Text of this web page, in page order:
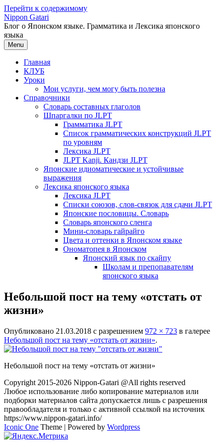
Перейти к содержимому
Nippon Gatari
Блог о Японском языке. Грамматика и Лексика японского
языка
Menu
Главная
КЛУБ
Уроки
Мои услуги, чем могу быть полезна
Справочники
Словарь составных глаголов
Шпаргалки по JLPT
Грамматика JLPT
Список грамматических конструкций JLPT
по уровням
Лексика JLPT
JLPT Kanji. Кандзи JLPT
Японские идиоматические и устойчивые
выражения
Лексика японского языка
Лексика JLPT
Списки союзов, слов-связок для сдачи JLPT
Японские пословицы. Словарь
Словарь японского сленга
Мини-словарь гайрайго
Цвета и оттенки в Японском языке
Ономатопея в Японском
Японский язык по скайпу
Школам и препопавателям
японского языка
Небольшой пост на тему «отстать от
жизни»
Опубликовано 21.03.2018 с разрешением 972 × 723 в галерее
Небольшой пост на тему «отстать от жизни».
Небольшой пост на тему «отстать от жизни»
Copyright 2015-2026 Nippon-Gatari @All rights reserved
Любое использование либо копирование материалов или
подборки материалов сайта допускается лишь с разрешения
правообладателя и только с активной ссылкой на источник
https://www.nippon-gatari.info/
Iconic One Theme | Powered by Wordpress